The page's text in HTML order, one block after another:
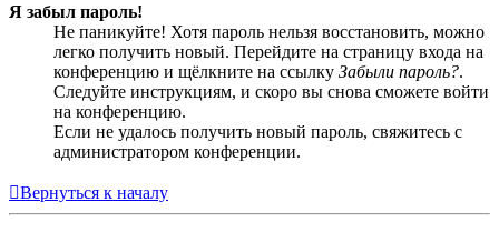
Я забыл пароль!
Не паникуйте! Хотя пароль нельзя восстановить, можно
легко получить новый. Перейдите на страницу входа на
конференцию и щёлкните на ссылку Забыли пароль?.
Следуйте инструкциям, и скоро вы снова сможете войти
на конференцию.
Если не удалось получить новый пароль, свяжитесь с
администратором конференции.
Вернуться к началу